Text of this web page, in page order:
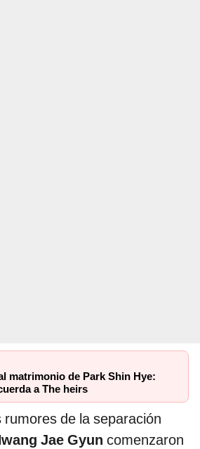
matrimonio de Park Shin Hye:
a The heirs
rumores de la separación
Jae Gyun comenzaron